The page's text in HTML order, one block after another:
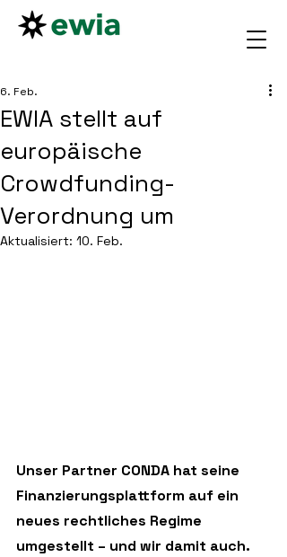
EWIA stellt auf
europäische
Crowdfunding-
Verordnung um
6. Feb.
Aktualisiert: 10. Feb.
Unser Partner CONDA hat seine
Finanzierungsplattform auf ein
neues rechtliches Regime
umgestellt – und wir damit auch.